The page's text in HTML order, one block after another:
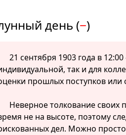
день (−)
21 сентября 1903 года в 12:00
так и для
прошлых поступков или
Неверное толкование
не на высоте, поэтому
дел. Можно